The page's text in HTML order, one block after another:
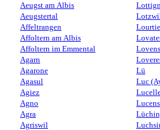
Aeugst am Albis
Aeugstertal
Affeltrangen
Affoltern am Albis
Affoltern im Emmental
Agarn
Agarone
Agasul
Agiez
Agno
Agra
Agriswil
Lovens
Lü
Luc
Lucens